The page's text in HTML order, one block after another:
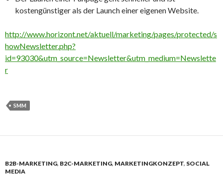
kostengünstiger als der Launch einer eigenen Website.
http://www.horizont.net/aktuell/marketing/pages/protected/s
howNewsletter.php?
id=93030&utm_source=Newsletter&utm_medium=Newslette
r
SMM
B2B-MARKETING, B2C-MARKETING, MARKETINGKONZEPT, SOCIAL
MEDIA